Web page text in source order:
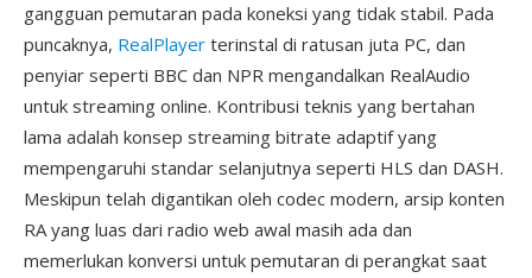
gangguan pemutaran pada koneksi yang tidak stabil. Pada
puncaknya, RealPlayer terinstal di ratusan juta PC, dan
penyiar seperti BBC dan NPR mengandalkan RealAudio
untuk streaming online. Kontribusi teknis yang bertahan
lama adalah konsep streaming bitrate adaptif yang
mempengaruhi standar selanjutnya seperti HLS dan DASH.
Meskipun telah digantikan oleh codec modern, arsip konten
RA yang luas dari radio web awal masih ada dan
memerlukan konversi untuk pemutaran di perangkat saat